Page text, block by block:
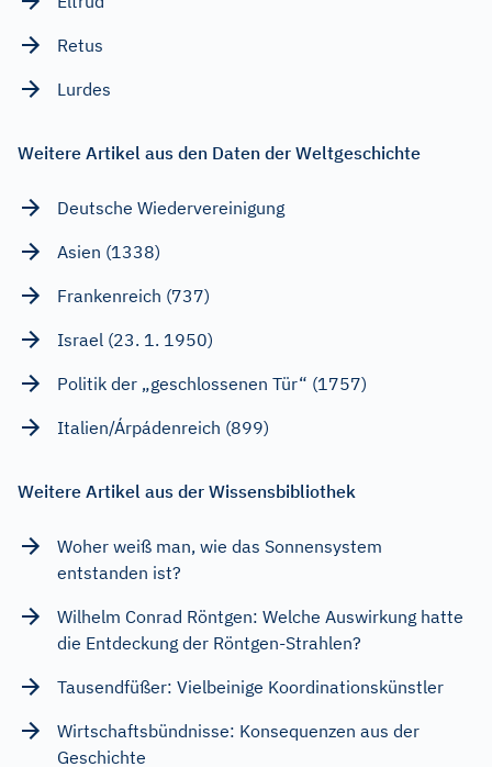
Retus
Lurdes
Weitere Artikel aus den Daten der Weltgeschichte
Deutsche Wiedervereinigung
Asien (1338)
Frankenreich (737)
Israel (23. 1. 1950)
Politik der „geschlossenen Tür“ (1757)
Italien/Árpádenreich (899)
Weitere Artikel aus der Wissensbibliothek
Woher weiß man, wie das Sonnensystem
entstanden ist?
Wilhelm Conrad Röntgen: Welche Auswirkung hatte
die Entdeckung der Röntgen-Strahlen?
Tausendfüßer: Vielbeinige Koordinationskünstler
Wirtschaftsbündnisse: Konsequenzen aus der
Geschichte